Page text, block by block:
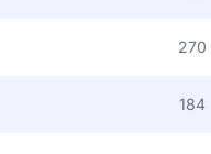
270
184